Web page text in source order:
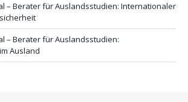
– Berater für Auslandsstudien: Internationaler
– Berater für Auslandsstudien:
Ausland